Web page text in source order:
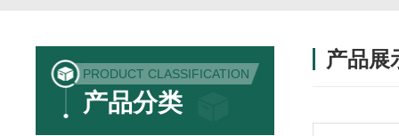
PRODUCT CLASSIFICATION
产品分类
产品展